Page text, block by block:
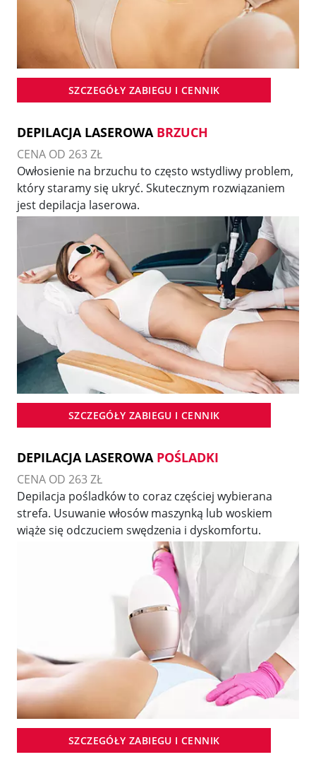
SZCZEGÓŁY ZABIEGU I CENNIK
DEPILACJA LASEROWA BRZUCH
CENA OD 263 ZŁ
Owłosienie na brzuchu to często wstydliwy problem,
który staramy się ukryć. Skutecznym rozwiązaniem
jest depilacja laserowa.
SZCZEGÓŁY ZABIEGU I CENNIK
DEPILACJA LASEROWA POŚLADKI
CENA OD 263 ZŁ
Depilacja pośladków to coraz częściej wybierana
strefa. Usuwanie włosów maszynką lub woskiem
wiąże się odczuciem swędzenia i dyskomfortu.
SZCZEGÓŁY ZABIEGU I CENNIK